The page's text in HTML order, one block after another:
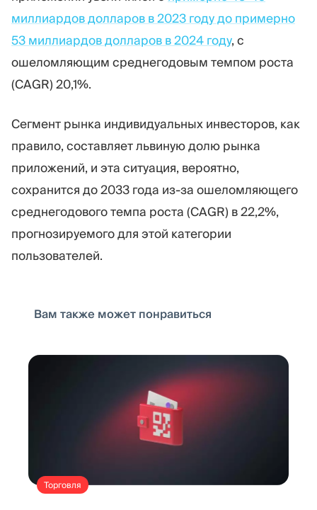
миллиардов долларов в 2023 году до примерно
53 миллиардов долларов в 2024 году, с
ошеломляющим среднегодовым темпом роста
(CAGR) 20,1%.
Сегмент рынка индивидуальных инвесторов, как
правило, составляет львиную долю рынка
приложений, и эта ситуация, вероятно,
сохранится до 2033 года из-за ошеломляющего
среднегодового темпа роста (CAGR) в 22,2%,
прогнозируемого для этой категории
пользователей.
Вам также может понравиться
Торговля